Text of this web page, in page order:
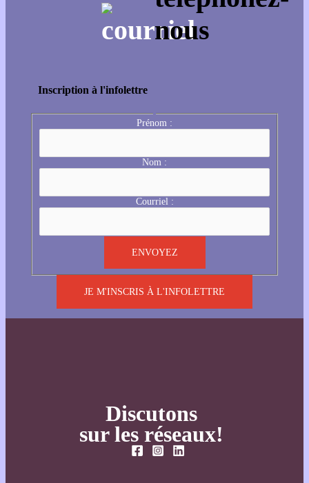
Inscription à l'infolettre
Prénom :
Nom :
Courriel :
JE M'INSCRIS À L'INFOLETTRE
Discutons
sur les réseaux!